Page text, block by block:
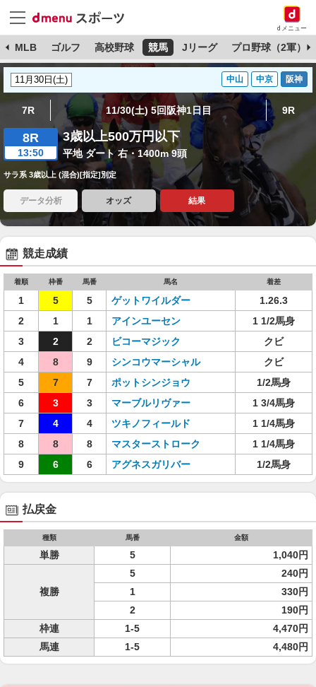
dメニュー
MLB ゴルフ 高校野球 競馬 Jリーグ プロ野球（2軍）
中山 中京 阪神
7R 11/30(土) 5回阪神1日目 9R
8R
13:50
3歳以上500万円以下
平地 ダート 右・1400m 9頭
サラ系 3歳以上 (混合)[指定]別定
データ分析 オッズ 結果
競走成績
着順 枠番 馬番 馬名 着差
1 5 5 ゲットワイルダー
1.26.3
2
1 1 アインユーセン
1 1/2馬身
3
2 2 ビコーマジック
クビ
4
8 9 シンコウマーシャル
クビ
5
7 7 ポットシンジョウ
1/2馬身
6
3 3 マーブルリヴァー
1 3/4馬身
7
4 4 ツキノフィールド
1 1/4馬身
8
8 8 マスターストローク
1 1/4馬身
9
6 6 アグネスガリバー 1/2馬身
払戻金
種類 馬番 金額
単勝 5 1,040円
複勝
5
240円
1
330円
2
190円
枠連
1-5
4,470円
馬連
1-5 4,480円